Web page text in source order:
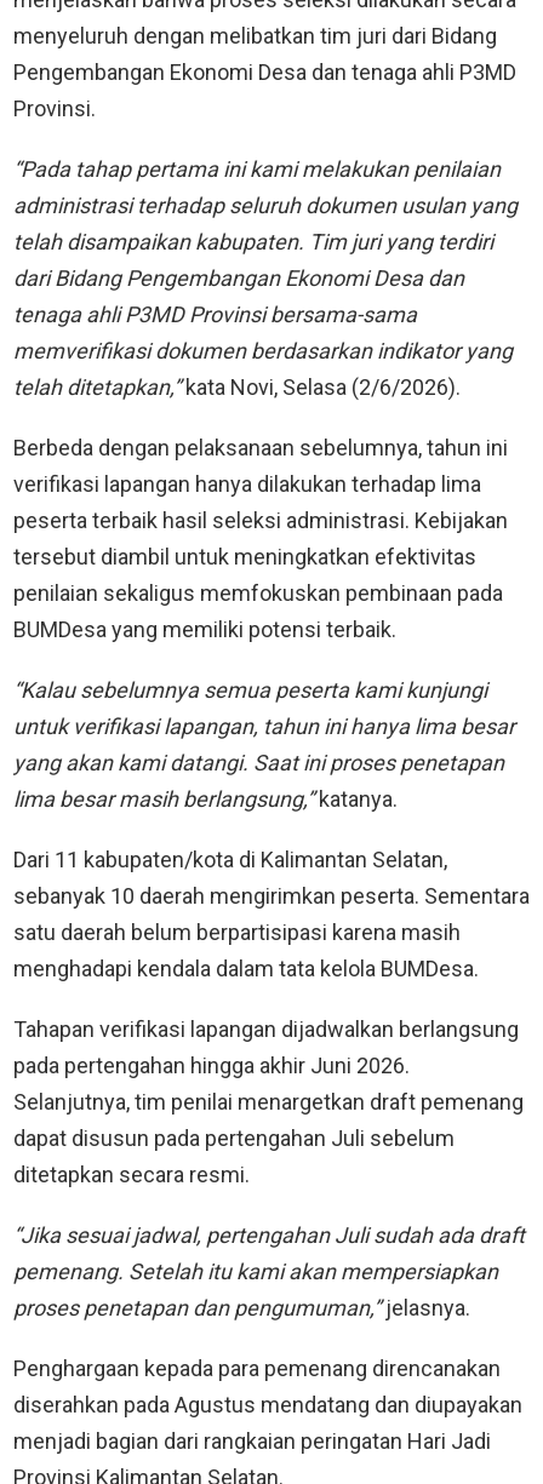
menyeluruh dengan melibatkan tim juri dari Bidang
Pengembangan Ekonomi Desa dan tenaga ahli P3MD
Provinsi.
“Pada tahap pertama ini kami melakukan penilaian
administrasi terhadap seluruh dokumen usulan yang
telah disampaikan kabupaten. Tim juri yang terdiri
dari Bidang Pengembangan Ekonomi Desa dan
tenaga ahli P3MD Provinsi bersama-sama
memverifikasi dokumen berdasarkan indikator yang
telah ditetapkan,”kata Novi, Selasa (2/6/2026).
Berbeda dengan pelaksanaan sebelumnya, tahun ini
verifikasi lapangan hanya dilakukan terhadap lima
peserta terbaik hasil seleksi administrasi. Kebijakan
tersebut diambil untuk meningkatkan efektivitas
penilaian sekaligus memfokuskan pembinaan pada
BUMDesa yang memiliki potensi terbaik.
“Kalau sebelumnya semua peserta kami kunjungi
untuk verifikasi lapangan, tahun ini hanya lima besar
yang akan kami datangi. Saat ini proses penetapan
lima besar masih berlangsung,”katanya.
Dari 11 kabupaten/kota di Kalimantan Selatan,
sebanyak 10 daerah mengirimkan peserta. Sementara
satu daerah belum berpartisipasi karena masih
menghadapi kendala dalam tata kelola BUMDesa.
Tahapan verifikasi lapangan dijadwalkan berlangsung
pada pertengahan hingga akhir Juni 2026.
Selanjutnya, tim penilai menargetkan draft pemenang
dapat disusun pada pertengahan Juli sebelum
ditetapkan secara resmi.
“Jika sesuai jadwal, pertengahan Juli sudah ada draft
pemenang. Setelah itu kami akan mempersiapkan
proses penetapan dan pengumuman,”jelasnya.
Penghargaan kepada para pemenang direncanakan
diserahkan pada Agustus mendatang dan diupayakan
menjadi bagian dari rangkaian peringatan Hari Jadi
Provinsi Kalimantan Selatan.